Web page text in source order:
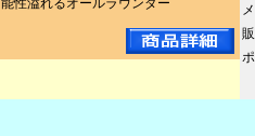
能性溢れるオールラウンダー